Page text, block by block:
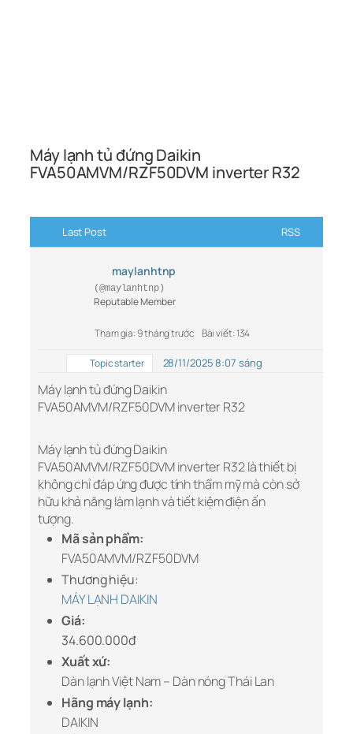
Máy lạnh tủ đứng Daikin
FVA50AMVM/RZF50DVM inverter R32
Last Post RSS
maylanhtnp
(@maylanhtnp)
Reputable Member
Tham gia: 9 tháng trước Bài viết: 134
Topic starter 28/11/2025 8:07 sáng
Máy lạnh tủ đứng Daikin
FVA50AMVM/RZF50DVM inverter R32
Máy lạnh tủ đứng Daikin
FVA50AMVM/RZF50DVM inverter R32 là thiết bị
không chỉ đáp ứng được tính thẩm mỹ mà còn sở
hữu khả năng làm lạnh và tiết kiệm điện ấn
tượng.
Mã sản phẩm:
FVA50AMVM/RZF50DVM
Thương hiệu:
MÁY LẠNH DAIKIN
Giá:
34.600.000đ
Xuất xứ:
Dàn lạnh Việt Nam – Dàn nóng Thái Lan
Hãng máy lạnh:
DAIKIN